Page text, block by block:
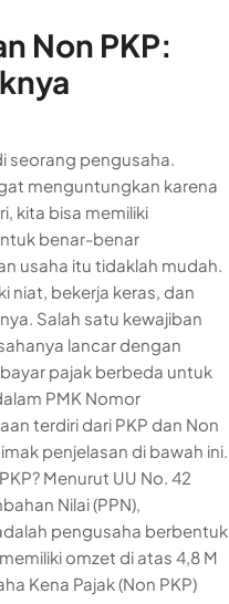
Non PKP:
seorang pengusaha.
menguntungkan karena
kita bisa memiliki
benar-benar
usaha itu tidaklah mudah.
niat, bekerja keras, dan
Salah satu kewajiban
lancar dengan
pajak berbeda untuk
PMK Nomor
terdiri dari PKP dan Non
penjelasan di bawah ini.
Menurut UU No. 42
Nilai (PPN),
pengusaha berbentuk
omzet di atas 4,8 M
Kena Pajak (Non PKP)